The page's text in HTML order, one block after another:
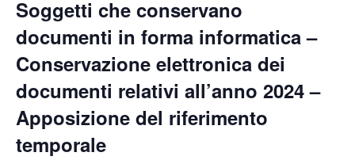
Soggetti che conservano
documenti in forma informatica –
Conservazione elettronica dei
documenti relativi all’anno 2024 –
Apposizione del riferimento
temporale